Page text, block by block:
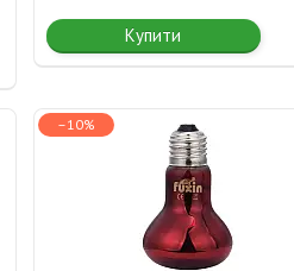
Купити
–10%